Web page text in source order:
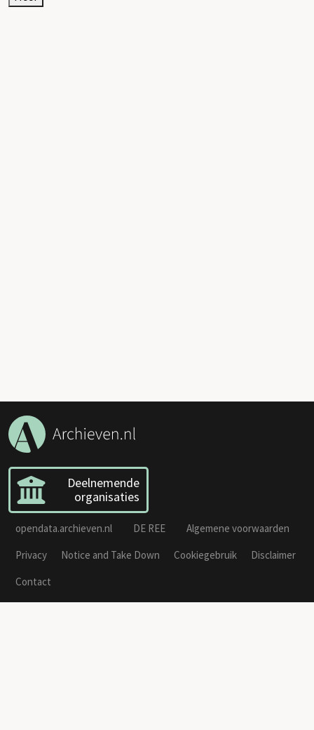
Deelnemende
organisaties
opendata.archieven.nl DE REE
Algemene voorwaarden
Privacy
Notice and Take Down Cookiegebruik
Disclaimer
Contact